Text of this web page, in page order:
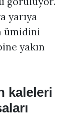
yarıya
ümidini
yakın
kaleleri